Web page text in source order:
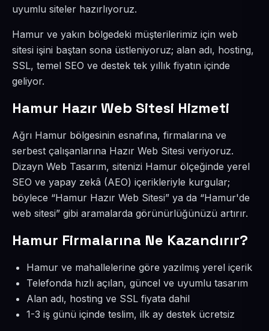
uyumlu siteler hazırlıyoruz.
Hamur ve yakın bölgedeki müşterilerimiz için web
sitesi işini baştan sona üstleniyoruz; alan adı, hosting,
SSL, temel SEO ve destek tek yıllık fiyatın içinde
geliyor.
Hamur Hazır Web Sitesi Hizmeti
Ağrı Hamur bölgesinin esnafına, firmalarına ve
serbest çalışanlarına Hazır Web Sitesi veriyoruz.
Dizayn Web Tasarım, sitenizi Hamur ölçeğinde yerel
SEO ve yapay zekâ (AEO) içerikleriyle kurgular;
böylece “Hamur Hazır Web Sitesi” ya da “Hamur'de
web sitesi” gibi aramalarda görünürlüğünüzü artırır.
Hamur Firmalarına Ne Kazandırır?
Hamur ve mahallelerine göre yazılmış yerel içerik
Telefonda hızlı açılan, güncel ve uyumlu tasarım
Alan adı, hosting ve SSL fiyata dahil
1-3 iş günü içinde teslim, ilk ay destek ücretsiz